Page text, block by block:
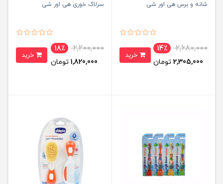
شانه و برس هی اور شی
2,680,000
14٪
2,305,000 تومان
سرلاک خوری هی اور شی
2,200,000
18٪
1,820,000 تومان